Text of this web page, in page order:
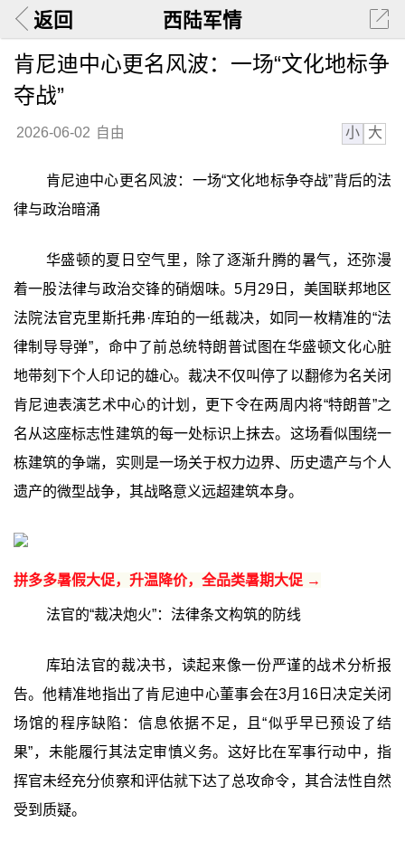
返回 西陆军情
肯尼迪中心更名风波：一场“文化地标争
夺战”
2026-06-02 自由 小 大
肯尼迪中心更名风波：一场“文化地标争夺战”背后的法
律与政治暗涌
华盛顿的夏日空气里，除了逐渐升腾的暑气，还弥漫
着一股法律与政治交锋的硝烟味。5月29日，美国联邦地区
法院法官克里斯托弗·库珀的一纸裁决，如同一枚精准的“法
律制导导弹”，命中了前总统特朗普试图在华盛顿文化心脏
地带刻下个人印记的雄心。裁决不仅叫停了以翻修为名关闭
肯尼迪表演艺术中心的计划，更下令在两周内将“特朗普”之
名从这座标志性建筑的每一处标识上抹去。这场看似围绕一
栋建筑的争端，实则是一场关于权力边界、历史遗产与个人
遗产的微型战争，其战略意义远超建筑本身。
拼多多暑假大促，升温降价，全品类暑期大促 →
法官的“裁决炮火”：法律条文构筑的防线
库珀法官的裁决书，读起来像一份严谨的战术分析报
告。他精准地指出了肯尼迪中心董事会在3月16日决定关闭
场馆的程序缺陷：信息依据不足，且“似乎早已预设了结
果”，未能履行其法定审慎义务。这好比在军事行动中，指
挥官未经充分侦察和评估就下达了总攻命令，其合法性自然
受到质疑。